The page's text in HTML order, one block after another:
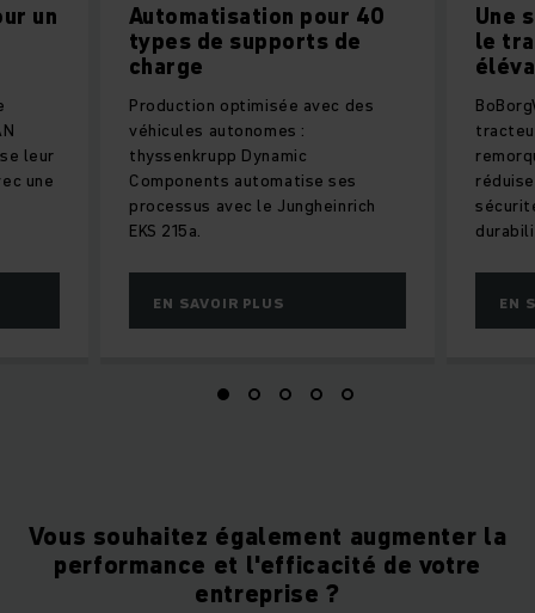
Automatisation pour 40
types de supports de
charge
Production optimisée avec des
véhicules autonomes :
thyssenkrupp Dynamic
Components automatise ses
processus avec le Jungheinrich
EKS 215a.
EN SAVOIR PLUS
Une
le
EN
un
leur
une
Vous souhaitez également augmenter la
performance et l'efficacité de votre
entreprise ?